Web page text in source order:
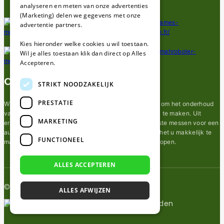
Over ons
Wij van robotmaaier-mesjes.nl doen ons uiterste best om het onderhoud
van robot grasmaaier mesjes zo gemakkelijk mogelijk te maken. Uit
ervaring merkten we hoe lastig het kan zijn om de juiste messen voor een
automatische grasmachine te vinden. Ons doel is om het u makkelijk te
maken om de goede mesjes voor uw robotmaaier te kopen.
© 2026 Robotmaaier-mesjes.nl
analyseren en meten van onze advertenties
(Marketing) delen we gegevens met onze
advertentie partners.
Kies hieronder welke cookies u wil toestaan.
Wil je alles toestaan klik dan direct op Alles
Accepteren.
STRIKT NOODZAKELIJK
PRESTATIE
MARKETING
FUNCTIONEEL
ALLES ACCEPTEREN
ALLES AFWIJZEN